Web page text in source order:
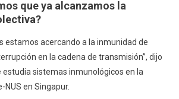
que ya alcanzamos la
estamos acercando a la inmunidad de
en la cadena de transmisión”, dijo
estudia sistemas inmunológicos en la
NUS en Singapur.